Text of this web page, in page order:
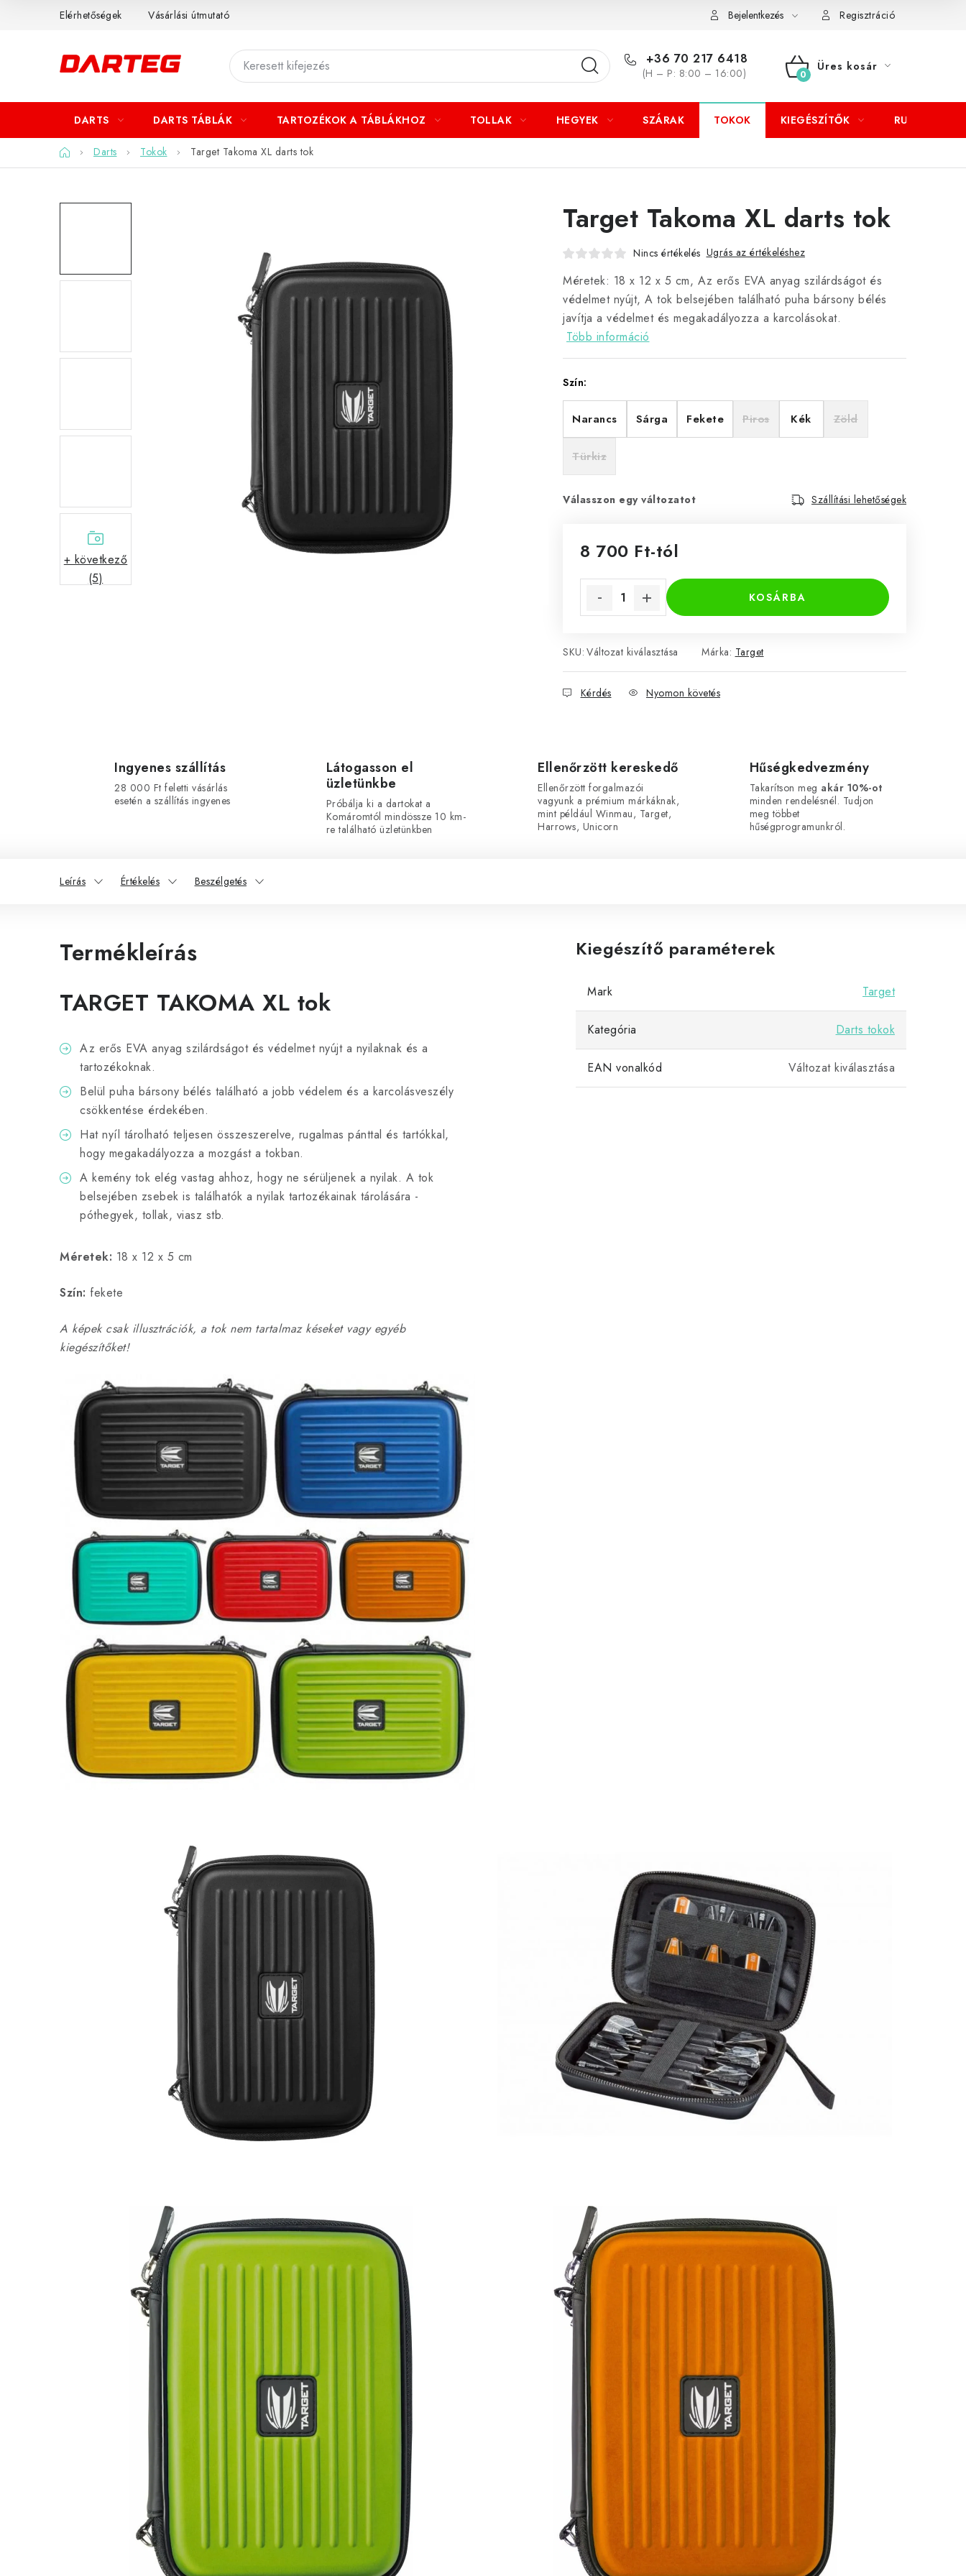
Elérhetőségek Vásárlási útmutató Bejelentkezés Regisztráció
+36 70 217 6418
(H – P: 8:00 – 16:00) KOSÁR
Üres kosár
DARTS DARTS TÁBLÁK TARTOZÉKOK A TÁBLÁKHOZ TOLLAK HEGYEK SZÁRAK TOKOK KIEGÉSZÍTŐK RUHÁZAT
Kezdőlap
Darts Tokok Target Takoma XL darts tok
+ következő
(5)
Target Takoma XL darts tok
Nincs értékelés Ugrás az értékeléshez
Méretek: 18 x 12 x 5 cm, Az erős EVA anyag szilárdságot és
védelmet nyújt, A tok belsejében található puha bársony bélés
javítja a védelmet és megakadályozza a karcolásokat.
Több információ
Szín:
Narancs Sárga Fekete Piros Kék Zöld
Türkiz
Válasszon egy változatot Szállítási lehetőségek
8 700 Ft-tól
KOSÁRBA
SKU: Változat kiválasztása Márka: Target
Kérdés Nyomon követés
Ingyenes szállítás
28 000 Ft feletti vásárlás
esetén a szállítás ingyenes
Látogasson el
üzletünkbe
Próbálja ki a dartokat a
Komáromtól mindössze 10 km-
re található üzletünkben
Ellenőrzött kereskedő
Ellenőrzött forgalmazói
vagyunk a prémium márkáknak,
mint például Winmau, Target,
Harrows, Unicorn
Hűségkedvezmény
Takarítson meg akár 10%-ot
minden rendelésnél. Tudjon
meg többet
hűségprogramunkról.
Leírás Értékelés Beszélgetés
Termékleírás
TARGET TAKOMA XL tok
Az erős EVA anyag szilárdságot és védelmet nyújt a nyilaknak és a
tartozékoknak.
Belül puha bársony bélés található a jobb védelem és a karcolásveszély
csökkentése érdekében.
Hat nyíl tárolható teljesen összeszerelve, rugalmas pánttal és tartókkal,
hogy megakadályozza a mozgást a tokban.
A kemény tok elég vastag ahhoz, hogy ne sérüljenek a nyilak. A tok
belsejében zsebek is találhatók a nyilak tartozékainak tárolására -
póthegyek, tollak, viasz stb.
Méretek: 18 x 12 x 5 cm
Szín: fekete
A képek csak illusztrációk, a tok nem tartalmaz késeket vagy egyéb
kiegészítőket!
Kiegészítő paraméterek
Mark Target
Kategória Darts tokok
EAN vonalkód Változat kiválasztása